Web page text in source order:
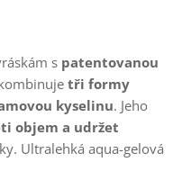
s patentovanou
tři formy
kyselinu. Jeho
objem a udržet
Ultralehká aqua-gelová